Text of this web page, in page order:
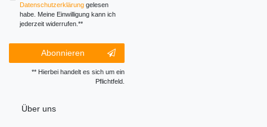
Daten­schutz­erklärunggelesen
habe. Meine Einwilligung kann ich
jederzeit widerrufen.**
Abonnieren
** Hierbei handelt es sich um ein
Pflichtfeld.
Über uns